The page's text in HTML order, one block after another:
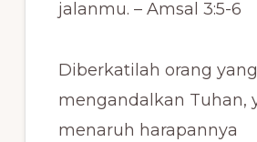
jalanmu. – Amsal 3:5-6
Diberkatilah orang yang
mengandalkan Tuhan,
menaruh harapannya